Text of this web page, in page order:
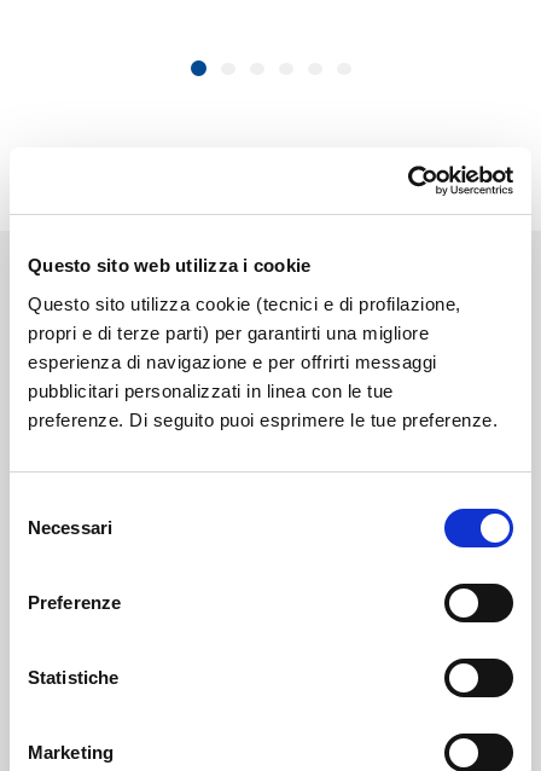
Questo sito web utilizza i cookie
Questo sito utilizza cookie (tecnici e di profilazione,
propri e di terze parti) per garantirti una migliore
esperienza di navigazione e per offrirti messaggi
pubblicitari personalizzati in linea con le tue
preferenze. Di seguito puoi esprimere le tue preferenze.
delNecessari
Preferenze
Statistiche
Marketing
Link correlati